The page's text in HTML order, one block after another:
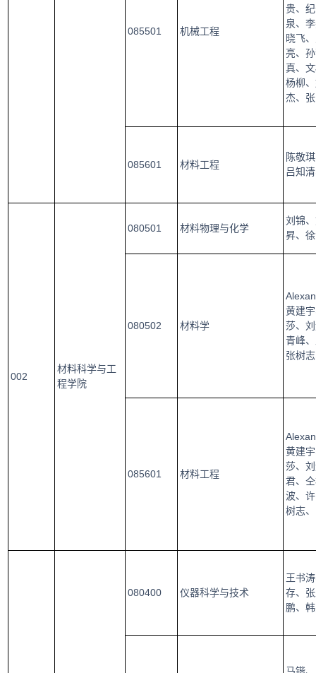
085501 机械工程
贵、
泉、
晓飞
亮、
真、
杨柳
杰、
085601 材料工程
陈敬
吕知
002
材料科学与工
程学院
080501 材料物理与化学
刘锦
昇、
080502 材料学
黄建
莎、
青峰
张树
085601 材料工程
黄建
莎、
君、
波、
树志
080400 仪器科学与技术
王书
存、
鹏、